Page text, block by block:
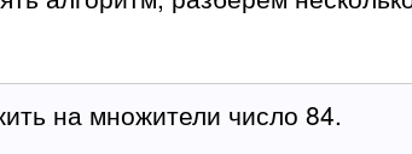
на множители число 84.